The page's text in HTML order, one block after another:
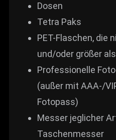
Dosen
Tetra Paks
PET-Flaschen, die
und/oder größer
Professionelle
(außer mit AAA-/
Fotopass)
Messer jeglicher
Taschenmesser